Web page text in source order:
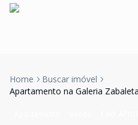
Home
Buscar imóvel
Apartamento na Galeria